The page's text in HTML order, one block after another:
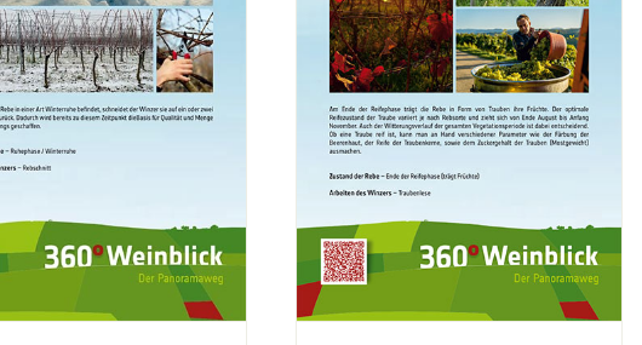
Das Jahr eines Winzers –
Herbst
Das Jahr eines Winzers –
Sommer